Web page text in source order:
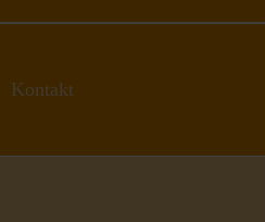
Kontakt